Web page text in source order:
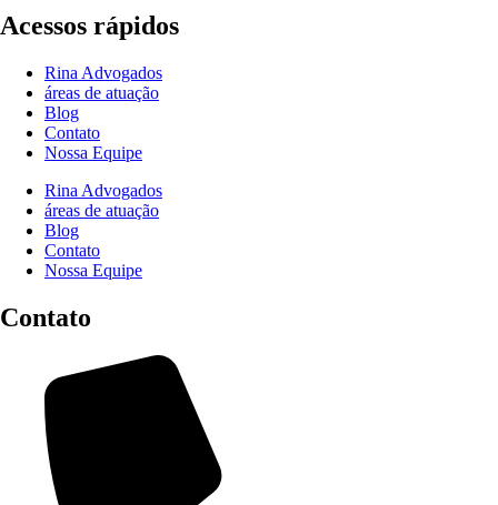
Acessos rápidos
Rina Advogados
áreas de atuação
Blog
Contato
Nossa Equipe
Rina Advogados
áreas de atuação
Blog
Contato
Nossa Equipe
Contato